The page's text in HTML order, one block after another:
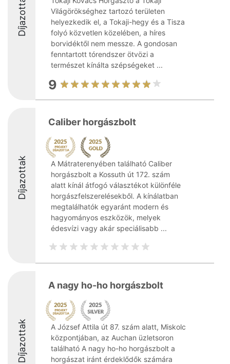
Díjazottak
Világörökséghez tartozó területen
helyezkedik el, a Tokaji-hegy és a Tisza
folyó közvetlen közelében, a híres
borvidéktől nem messze. A gondosan
fenntartott tórendszer ötvözi a
természet kínálta szépségeket ...
9
Díjazottak
Caliber horgászbolt
A Mátraterenyében található Caliber
horgászbolt a Kossuth út 172. szám
alatt kínál átfogó választékot különféle
horgászfelszerelésekből. A kínálatban
megtalálhatók egyaránt modern és
hagyományos eszközök, melyek
édesvízi vagy akár speciálisabb ...
Díjazottak
A nagy ho-ho horgászbolt
A József Attila út 87. szám alatt, Miskolc
központjában, az Auchan üzletsoron
található A nagy ho-ho horgászbolt a
horgászat iránt érdeklődők számára